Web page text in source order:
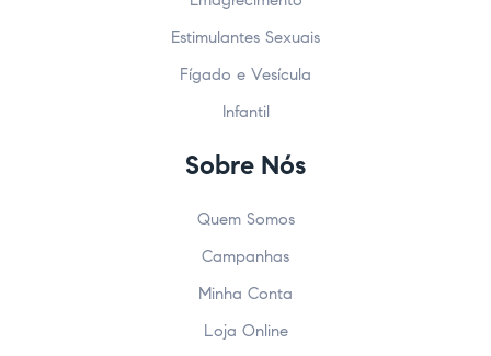
Estimulantes Sexuais
Fígado e Vesícula
Infantil
Sobre Nós
Quem Somos
Campanhas
Minha Conta
Loja Online